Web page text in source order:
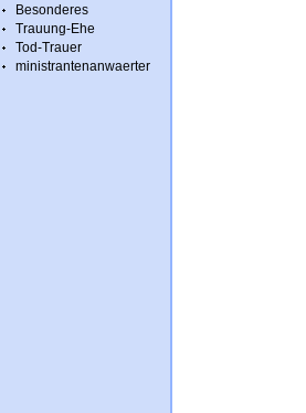
Besonderes
Trauung-Ehe
Tod-Trauer
ministrantenanwaerter